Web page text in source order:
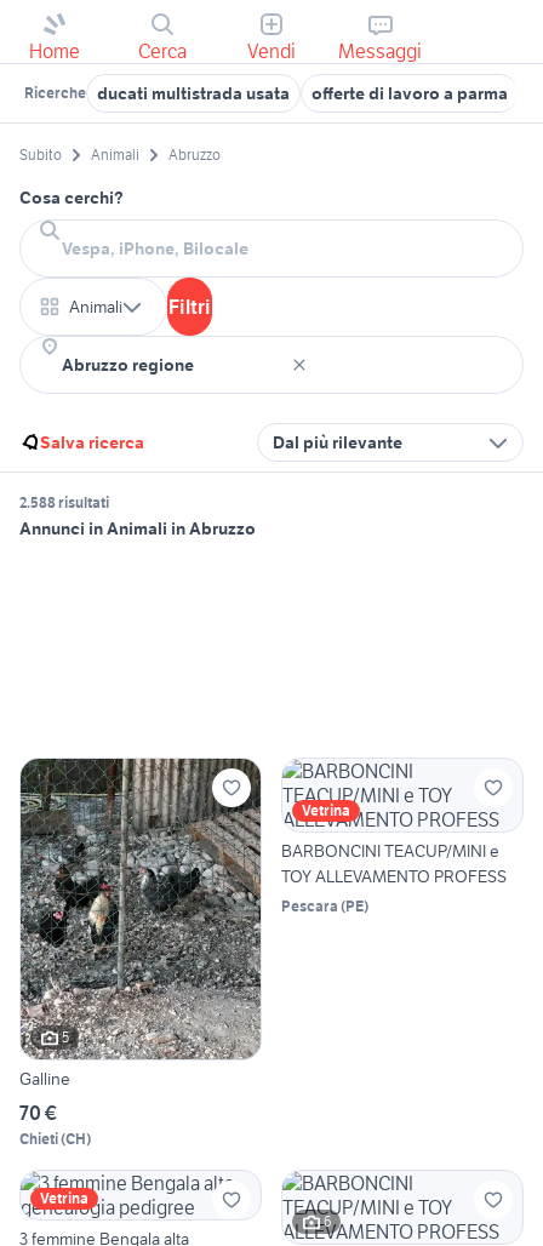
Home Cerca Vendi Messaggi
Ricerche ducati multistrada usata offerte di lavoro a parma
Subito Animali Abruzzo
Cosa cerchi?
Animali Filtri
Salva ricerca Dal più rilevante
2.588 risultati
Annunci in Animali in Abruzzo
5
Galline
70 €
Chieti(CH)
Vetrina
BARBONCINI TEACUP/MINI e
TOY ALLEVAMENTO PROFESS
Pescara (PE)
Vetrina
3 femmine Bengala alta
6